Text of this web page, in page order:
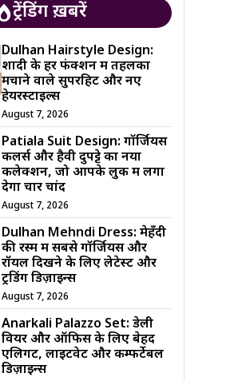
ट्रेंडिंग ख़बरें
Dulhan Hairstyle Design:
शादी के हर फंक्शन में तहलका
मचाने वाले सुपरहिट और नए
हेयरस्टाइल्स
August 7, 2026
Patiala Suit Design: गॉर्जियस
कलर्स और हैवी दुपट्टे का नया
कलेक्शन, जो आपके लुक में लगा
देगा चार चांद
August 7, 2026
Dulhan Mehndi Dress: मेहँदी
की रस्म में सबसे गॉर्जियस और
रॉयल दिखने के लिए लेटेस्ट और
ट्रेंडिंग डिज़ाइन्स
August 7, 2026
Anarkali Palazzo Set: डेली
वियर और ऑफिस के लिए बेहद
एलिगेंट, लाइटवेट और कम्फर्टेबल
डिज़ाइन्स